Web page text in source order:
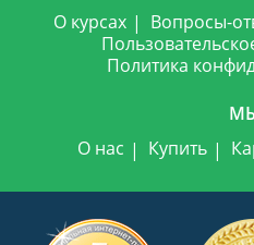
О курсах
Вопросы-
Политика
О нас
Купить